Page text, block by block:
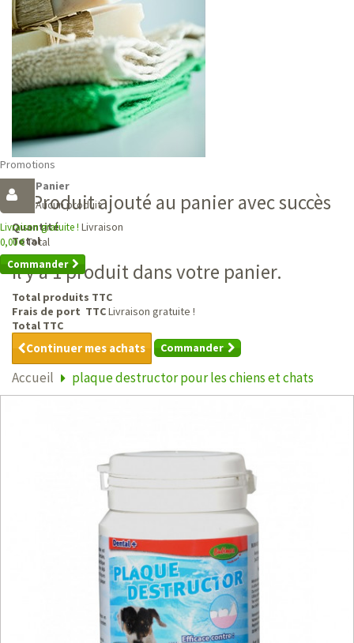
Promotions
Panier
Aucun produit
Livraison gratuite ! Livraison
0,00 €Total
Commander
Produit ajouté au panier avec succès
Quantité
Total
Il y a 1 produit dans votre panier.
Total produits TTC
Frais de port TTCLivraison gratuite !
Total TTC
Continuer mes achats Commander
Accueil plaque destructor pour les chiens et chats